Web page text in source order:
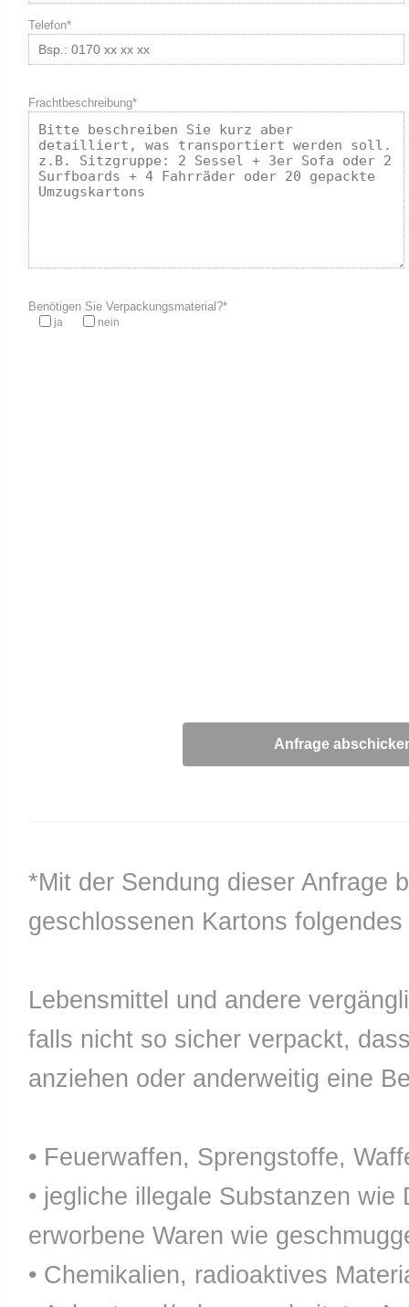
Telefon*
Frachtbeschreibung*
Benötigen Sie Verpackungsmaterial?*
ja nein
*Mit der Sendung dieser Anfrage
geschlossenen Kartons
Lebensmittel und andere
falls nicht so sicher verpackt,
anziehen oder anderweitig eine
• Feuerwaffen, Sprengstoffe,
• jegliche illegale Substanzen
erworbene Waren wie
• Chemikalien, radioaktives